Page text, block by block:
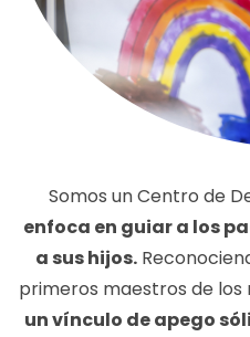
Somos un Centro de
enfoca en guiar a los
a sus hijos.
primeros maestros de los
un vínculo de apego